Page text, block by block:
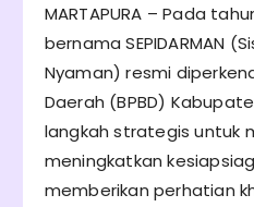
​MARTAPURA – Pada
bernama SEPIDARMAN
Nyaman) resmi
Daerah (BPBD)
langkah strategis untuk
meningkatkan
memberikan perhatian